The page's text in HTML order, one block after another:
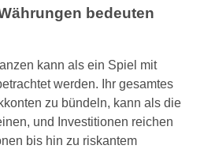
bedeuten
kann als ein Spiel mit
werden. Ihr gesamtes
zu bündeln, kann als die
und Investitionen reichen
bis hin zu riskantem